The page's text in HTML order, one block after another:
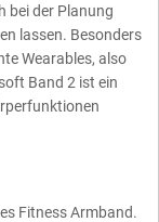
bei der Planung
lassen. Besonders
Wearables, also
Band 2 ist ein
Fitness Armband.